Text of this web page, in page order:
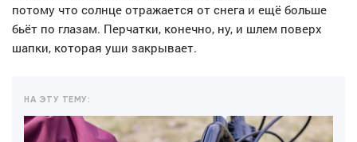
потому что солнце отражается от снега и ещё больше
бьёт по глазам. Перчатки, конечно, ну, и шлем поверх
шапки, которая уши закрывает.
НА ЭТУ ТЕМУ: